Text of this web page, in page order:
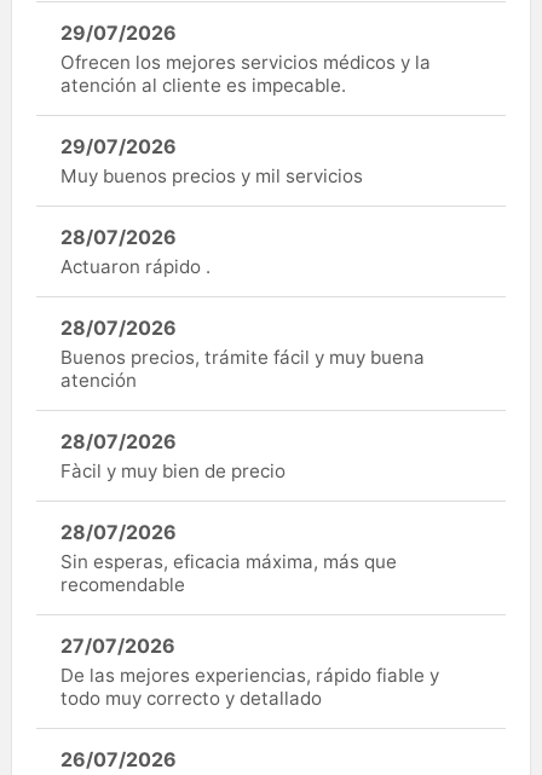
29/07/2026
Ofrecen los mejores servicios médicos y la
atención al cliente es impecable.
29/07/2026
Muy buenos precios y mil servicios
28/07/2026
Actuaron rápido .
28/07/2026
Buenos precios, trámite fácil y muy buena
atención
28/07/2026
Fàcil y muy bien de precio
28/07/2026
Sin esperas, eficacia máxima, más que
recomendable
27/07/2026
De las mejores experiencias, rápido fiable y
todo muy correcto y detallado
26/07/2026